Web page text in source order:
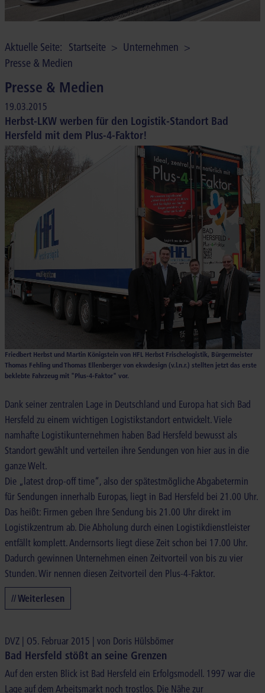
Aktuelle Seite: Startseite > Unternehmen >
Presse & Medien
Presse & Medien
19.03.2015
Herbst-LKW werben für den Logistik-Standort Bad
Hersfeld mit dem Plus-4-Faktor!
Friedbert Herbst und Martin Königstein von HFL Herbst Frischelogistik, Bürgermeister
Thomas Fehling und Thomas Ellenberger von ekwdesign (v.l.n.r.) stellten jetzt das erste
beklebte Fahrzeug mit "Plus-4-Faktor" vor.
Dank seiner zentralen Lage in Deutschland und Europa hat sich Bad
Hersfeld zu einem wichtigen Logistikstandort entwickelt. Viele
namhafte Logistikunternehmen haben Bad Hersfeld bewusst als
Standort gewählt und verteilen ihre Sendungen von hier aus in die
ganze Welt.
Die „latest drop-off time“, also der spätestmögliche Abgabetermin
für Sendungen innerhalb Europas, liegt in Bad Hersfeld bei 21.00 Uhr.
Das heißt: Firmen geben Ihre Sendung bis 21.00 Uhr direkt im
Logistikzentrum ab. Die Abholung durch einen Logistikdienstleister
entfällt komplett. Andernsorts liegt diese Zeit schon bei 17.00 Uhr.
Dadurch gewinnen Unternehmen einen Zeitvorteil von bis zu vier
Stunden. Wir nennen diesen Zeitvorteil den Plus-4-Faktor.
// Weiterlesen
DVZ | O5. Februar 2015 | von Doris Hülsbömer
Bad Hersfeld stößt an seine Grenzen
Auf den ersten Blick ist Bad Hersfeld ein Erfolgsmodell. 1997 war die
Lage auf dem Arbeitsmarkt noch trostlos. Die Nähe zur